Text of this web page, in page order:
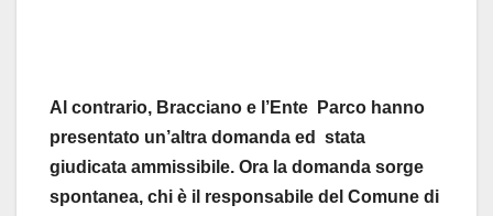
Al contrario, Bracciano e l’Ente Parco hanno
presentato un’altra domanda ed stata
giudicata ammissibile. Ora la domanda sorge
spontanea, chi è il responsabile del Comune di